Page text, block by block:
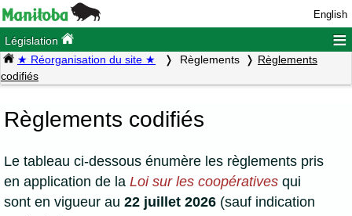
English
Législation ≡
★ Réorganisation du site ★ Règlements
Règlements
codifiés
Règlements codifiés
Le tableau ci-dessous énumère les règlements pris
en application de la Loi sur les coopératives qui
sont en vigueur au 22 juillet 2026 (sauf indication